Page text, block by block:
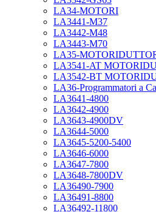
LA34-MOTORI
LA3441-M37
LA3442-M48
LA3443-M70
LA35-
LA3541-AT
LA3542-BT
LA36-Programmatori a
LA3641-4800
LA3642-4900
LA3643-4900DV
LA3644-5000
LA3645-5200-5400
LA3646-6000
LA3647-7800
LA3648-7800DV
LA36490-7900
LA36491-8800
LA36492-11800